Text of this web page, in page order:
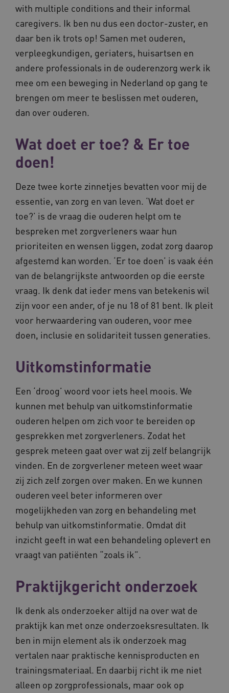
with multiple conditions and their informal
caregivers. Ik ben nu dus een doctor-zuster, en
daar ben ik trots op! Samen met ouderen,
verpleegkundigen, geriaters, huisartsen en
andere professionals in de ouderenzorg werk ik
mee om een beweging in Nederland op gang te
brengen om meer te beslissen met ouderen,
dan over ouderen.
Wat doet er toe? & Er toe
doen!
Deze twee korte zinnetjes bevatten voor mij de
essentie, van zorg en van leven. ‘Wat doet er
toe?’ is de vraag die ouderen helpt om te
bespreken met zorgverleners waar hun
prioriteiten en wensen liggen, zodat zorg daarop
afgestemd kan worden. ‘Er toe doen’ is vaak één
van de belangrijkste antwoorden op die eerste
vraag. Ik denk dat ieder mens van betekenis wil
zijn voor een ander, of je nu 18 of 81 bent. Ik pleit
voor herwaardering van ouderen, voor mee
doen, inclusie en solidariteit tussen generaties.
Uitkomstinformatie
Een ‘droog’ woord voor iets heel moois. We
kunnen met behulp van uitkomstinformatie
ouderen helpen om zich voor te bereiden op
gesprekken met zorgverleners. Zodat het
gesprek meteen gaat over wat zij zelf belangrijk
vinden. En de zorgverlener meteen weet waar
zij zich zelf zorgen over maken. En we kunnen
ouderen veel beter informeren over
mogelijkheden van zorg en behandeling met
behulp van uitkomstinformatie. Omdat dit
inzicht geeft in wat een behandeling oplevert en
vraagt van patiënten “zoals ik”.
Praktijkgericht onderzoek
Ik denk als onderzoeker altijd na over wat de
praktijk kan met onze onderzoeksresultaten. Ik
ben in mijn element als ik onderzoek mag
vertalen naar praktische kennisproducten en
trainingsmateriaal. En daarbij richt ik me niet
alleen op zorgprofessionals, maar ook op